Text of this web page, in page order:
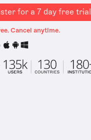
for a 7 day free trial
Cancel anytime.